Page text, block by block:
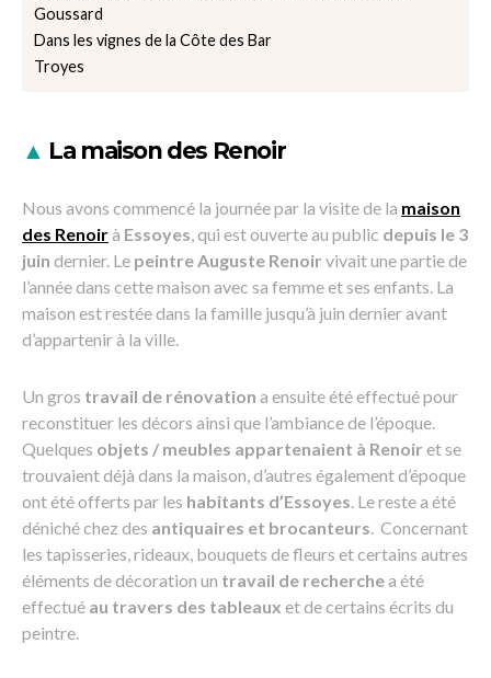
Goussard
Dans les vignes de la Côte des Bar
Troyes
▲ La maison des Renoir
Nous avons commencé la journée par la visite de la maison
des Renoirà Essoyes, qui est ouverte au public depuis le 3
juin dernier. Le peintre Auguste Renoir vivait une partie de
l’année dans cette maison avec sa femme et ses enfants. La
maison est restée dans la famille jusqu’à juin dernier avant
d’appartenir à la ville.
Un gros travail de rénovation a ensuite été effectué pour
reconstituer les décors ainsi que l’ambiance de l’époque.
Quelques objets / meubles appartenaient à Renoir et se
trouvaient déjà dans la maison, d’autres également d’époque
ont été offerts par les habitants d’Essoyes. Le reste a été
déniché chez des antiquaires et brocanteurs. Concernant
les tapisseries, rideaux, bouquets de fleurs et certains autres
éléments de décoration un travail de recherchea été
effectué au travers des tableaux et de certains écrits du
peintre.